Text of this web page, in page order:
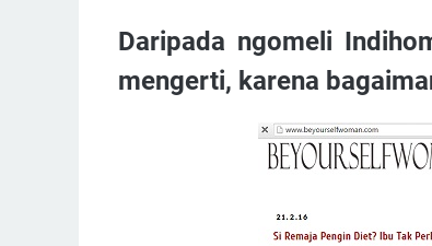
Daripada ngomeli
mengerti, karena